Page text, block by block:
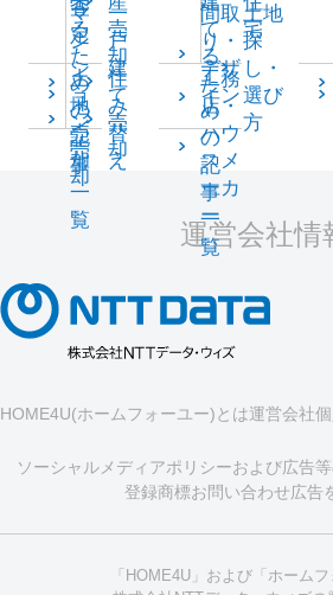
査
定
る
た
め
の
記
事
一
覧
売
却
マ
ン
シ
ョ
ン
売
却
一
戸
建
て
売
却
土
地
売
却
住
み
替
え
て
る
た
め
の
記
事
一
覧
宅
間取
り・
デザ
イン
土地
探
し・
選び
方
工務
店・
ハウ
スメ
ーカ
ー
運営会社情
HOME4U(ホームフォーユー)とは運営会社
ソーシャルメディアポリシーおよび広告
登録商標お問い合わせ広告
「HOME4U」および「ホーム